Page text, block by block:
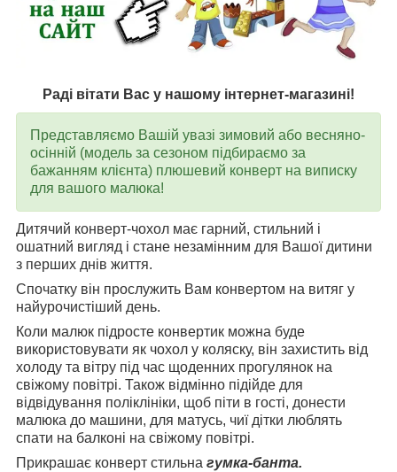
Раді вітати Вас у нашому інтернет-магазині!
Представляємо Вашій увазі зимовий або весняно-
осінній (модель за сезоном підбираємо за
бажанням клієнта) плюшевий конверт на виписку
для вашого малюка!
Дитячий конверт-чохол має гарний, стильний і
ошатний вигляд і стане незамінним для Вашої дитини
з перших днів життя.
Спочатку він прослужить Вам конвертом на витяг у
найурочистіший день.
Коли малюк підросте конвертик можна буде
використовувати як чохол у коляску, він захистить від
холоду та вітру під час щоденних прогулянок на
свіжому повітрі. Також відмінно підійде для
відвідування поліклініки, щоб піти в гості, донести
малюка до машини, для матусь, чиї дітки люблять
спати на балконі на свіжому повітрі.
Прикрашає конверт стильна гумка-банта.